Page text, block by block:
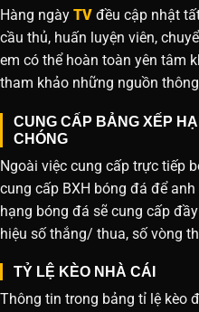
Hàng ngày TV đều cập nhật
cầu thủ, huấn luyện viên,
em có thể hoàn toàn yên tâm
tham khảo những nguồn
CUNG CẤP BẢNG XẾP
CHÓNG
Ngoài việc cung cấp trực tiếp
cung cấp BXH bóng đá để
hạng bóng đá sẽ cung cấp
hiệu số thắng/ thua, số vòng
TỶ LỆ KÈO NHÀ CÁI
Thông tin trong bảng tỉ lệ kèo